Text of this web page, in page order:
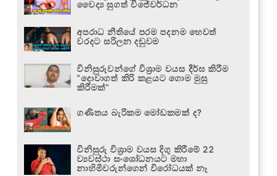
වෛද්‍ය සුගත් විජේවර්ධන
අපරාධ නීතියේ පරම පදනම හෙවත්
වරදට සරිලන දඬුවම
විනිසුරුවන්ගේ විශ්‍රාම වයස දීර්ඝ කිරීම
“දොවාගත් කිරි කළයට ගොම මුසු
කිරීමක්”
ගණිතය බැරිකම මෝඩකමක් ද?
විනිසුරු විශ්‍රාම වයස දිගු කිරීමේ 22
ව්‍යවස්ථා සංශෝධනයට මහා
නාහිමිවරුන්ගෙන් විරෝධයක් නෑ